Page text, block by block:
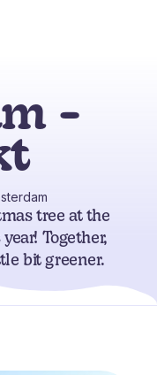
-
tree at the
Together,
bit greener.